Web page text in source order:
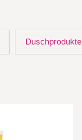
Duschprodukte